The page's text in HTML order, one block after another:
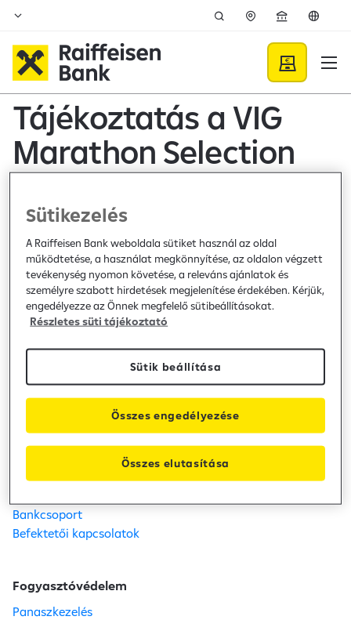
Ugrás a fő tartalomhoz
Közzétételek - Raiffeisen
Tájékoztatás a VIG
Marathon Selection
Fund forgalmazóját
érintő forgalmazható
sorozatok bővüléséről
Bank közzététel / 2026. május 26.
Hirdetmény
Kapcsolat
Telefon: +36 80 488 588
Közzétételek
Bankcsoport
Befektetői kapcsolatok
Fogyasztóvédelem
Panaszkezelés
Sütikezelés
A Raiffeisen Bank weboldala sütiket használ az oldal
működtetése, a használat megkönnyítése, az oldalon végzett
tevékenység nyomon követése, a releváns ajánlatok és
személyre szabott hirdetések megjelenítése érdekében. Kérjük,
engedélyezze az Önnek megfelelő sütibeállításokat.
Részletes süti tájékoztató
Sütik beállítása
Összes elutasítása
Összes engedélyezése